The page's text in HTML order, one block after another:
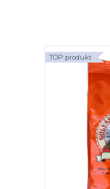
TOP produkt